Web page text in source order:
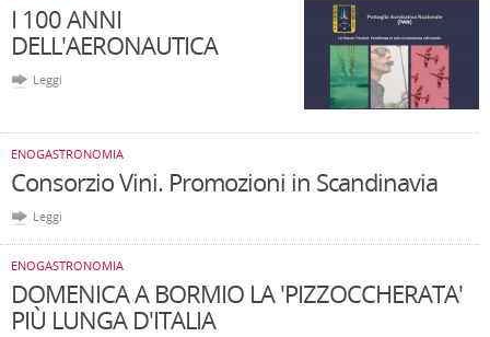
I 100 ANNI
DELL'AERONAUTICA
Leggi
ENOGASTRONOMIA
Consorzio Vini. Promozioni in Scandinavia
Leggi
ENOGASTRONOMIA
DOMENICA A BORMIO LA 'PIZZOCCHERATA'
PIÙ LUNGA D'ITALIA